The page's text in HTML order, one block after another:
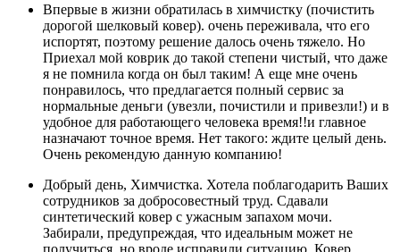
Впервые в жизни обратилась в химчистку (почистить
дорогой шелковый ковер). очень переживала, что его
испортят, поэтому решение далось очень тяжело. Но
Приехал мой коврик до такой степени чистый, что даже
я не помнила когда он был таким! А еще мне очень
понравилось, что предлагается полный сервис за
нормальные деньги (увезли, почистили и привезли!) и в
удобное для работающего человека время!!и главное
назначают точное время. Нет такого: ждите целый день.
Очень рекомендую данную компанию!
Добрый день, Химчистка. Хотела поблагодарить Ваших
сотрудников за добросовестный труд. Сдавали
синтетический ковер с ужасным запахом мочи.
Забирали, предупреждая, что идеальным может не
получиться, но вроде исправили ситуацию. Ковер